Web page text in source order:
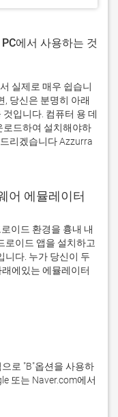
에서 사용하는 것
실제로 매우 쉽습니
, 당신은 분명히 아래
입니다. 컴퓨터 용 데
로드하여 설치해야하
리겠습니다 Azzurra
어 에뮬레이터
이드 환경을 흉내 내
로이드 앱을 설치하고
니다. 누가 당신이 두
에있는 에뮬레이터
또는 Naver.com에서